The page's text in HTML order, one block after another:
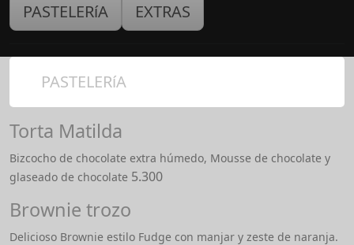
PASTELERíA
EXTRAS
PASTELERíA
Torta Matilda
Bizcocho de chocolate extra húmedo, Mousse de chocolate y
glaseado de chocolate 5.300
Brownie trozo
Delicioso Brownie estilo Fudge con manjar y zeste de naranja.